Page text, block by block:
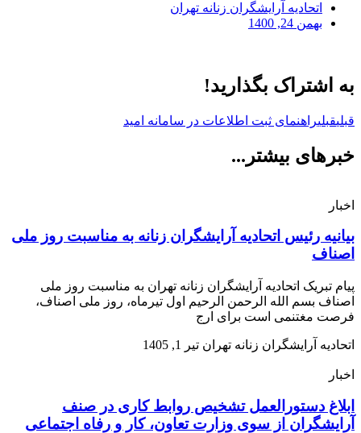
اتحادیه آرایشگران زنانه تهران
بهمن 24, 1400
به اشتراک بگذارید!
قبلیقبلیراهنمای ثبت اطلاعات در سامانه امید
خبرهای بیشتر...
اخبار
بیانیه رئیس اتحادیه آرایشگران زنانه به مناسبت روز ملی
اصناف
پیام تبریک اتحادیه آرایشگران زنانه تهران به مناسبت روز ملی
اصناف بسم الله الرحمن الرحیم اول تیرماه، روز ملی اصناف،
فرصت مغتنمی است برای ارج
اتحادیه آرایشگران زنانه تهران تیر 1, 1405
اخبار
ابلاغ دستورالعمل تشخیص روابط کاری در صنف
آرایشگران از سوی وزارت تعاون، کار و رفاه اجتماعی